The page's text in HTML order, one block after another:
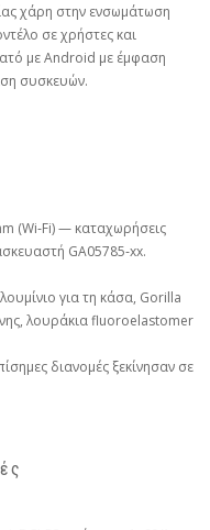
χάρη στην ενσωμάτωση
σε χρήστες και
με Android με έμφαση
συσκευών.
(Wi‑Fi) — καταχωρήσεις
GA05785‑xx.
για τη κάσα, Gorilla
λουράκια fluoroelastomer
διανομές ξεκίνησαν σε